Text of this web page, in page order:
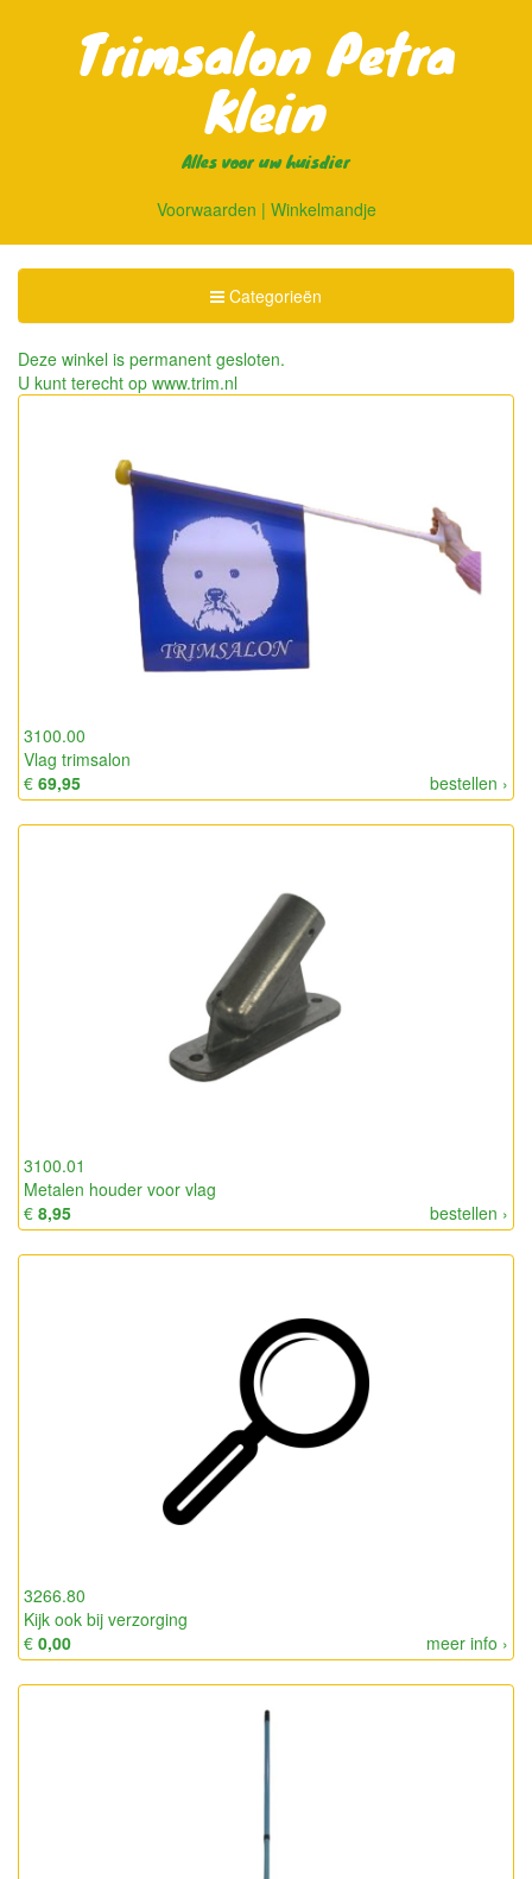
Trimsalon Petra
Klein
Alles voor uw huisdier
Voorwaarden | Winkelmandje
Toggle
Categorieën
Categorieën
Deze winkel is permanent gesloten.
U kunt terecht op www.trim.nl
3100.00
Vlag trimsalon
bestellen ›
€ 69,95
3100.01
Metalen houder voor vlag
bestellen ›
€ 8,95
3266.80
Kijk ook bij verzorging
meer info ›
€ 0,00